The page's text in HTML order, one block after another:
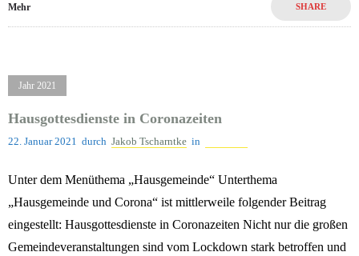
Mehr SHARE
Jahr 2021
Hausgottesdienste in Coronazeiten
22. Januar 2021 durch Jakob Tscharntke in
Unter dem Menüthema „Hausgemeinde“ Unterthema
„Hausgemeinde und Corona“ ist mittlerweile folgender Beitrag
eingestellt: Hausgottesdienste in Coronazeiten Nicht nur die großen
Gemeindeveranstaltungen sind vom Lockdown stark betroffen und